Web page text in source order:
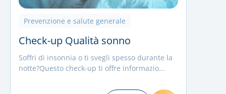
Prevenzione e salute generale
Check-up Qualità sonno
Soffri di insonnia o ti svegli spesso durante la
notte?Questo check-up ti offre informazio...